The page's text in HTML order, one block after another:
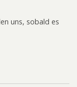
uns, sobald es